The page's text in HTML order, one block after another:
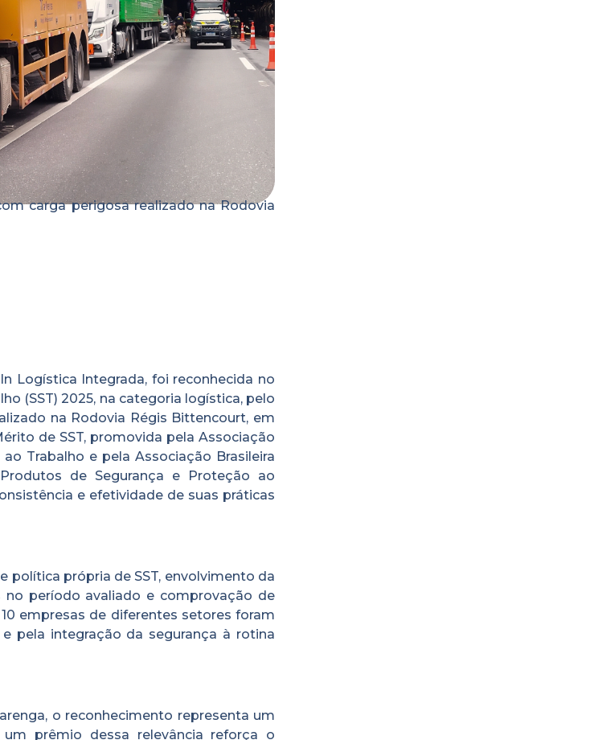
carga perigosa realizado na Rodovia
Logística Integrada, foi reconhecida no
(SST) 2025, na categoria logística, pelo
na Rodovia Régis Bittencourt, em
de SST, promovida pela Associação
Trabalho e pela Associação Brasileira
de Segurança e Proteção ao
e efetividade de suas práticas
política própria de SST, envolvimento da
no período avaliado e comprovação de
empresas de diferentes setores foram
pela integração da segurança à rotina
o reconhecimento representa um
prêmio dessa relevância reforça o